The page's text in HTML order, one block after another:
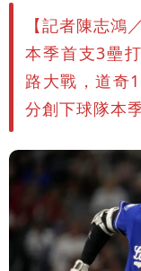
恐發陸警
97萬網
影曝 網
【記者陳志鴻
本季首支3壘
路大戰，道奇
分創下球隊本